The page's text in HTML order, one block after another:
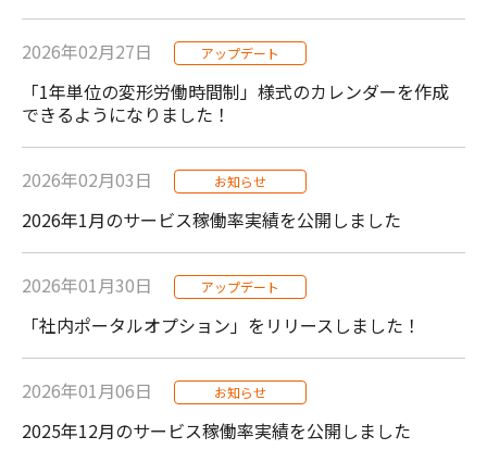
2026年02月27日 アップデート
「1年単位の変形労働時間制」様式のカレンダーを作成
できるようになりました！
2026年02月03日 お知らせ
2026年1月のサービス稼働率実績を公開しました
2026年01月30日 アップデート
「社内ポータルオプション」をリリースしました！
2026年01月06日 お知らせ
2025年12月のサービス稼働率実績を公開しました